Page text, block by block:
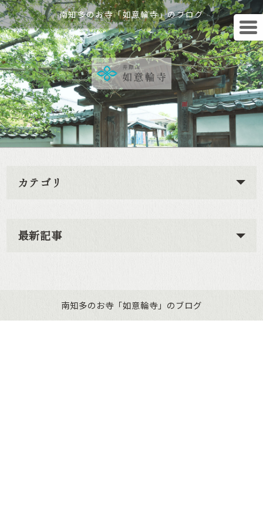
南知多のお寺「如意輪寺」のブログ
カテゴリ
最新記事
南知多のお寺「如意輪寺」のブログ